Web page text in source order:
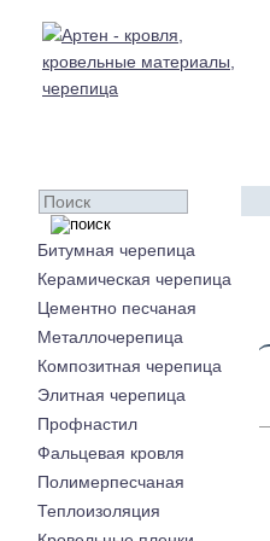
Битумная черепица
Керамическая черепица
Цементно песчаная
Металлочерепица
Композитная черепица
Элитная черепица
Профнастил
Фальцевая кровля
Полимерпесчаная
Теплоизоляция